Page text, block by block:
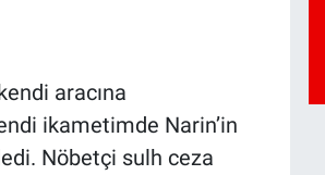
aracına
ikametimde Narin’in
Nöbetçi sulh ceza